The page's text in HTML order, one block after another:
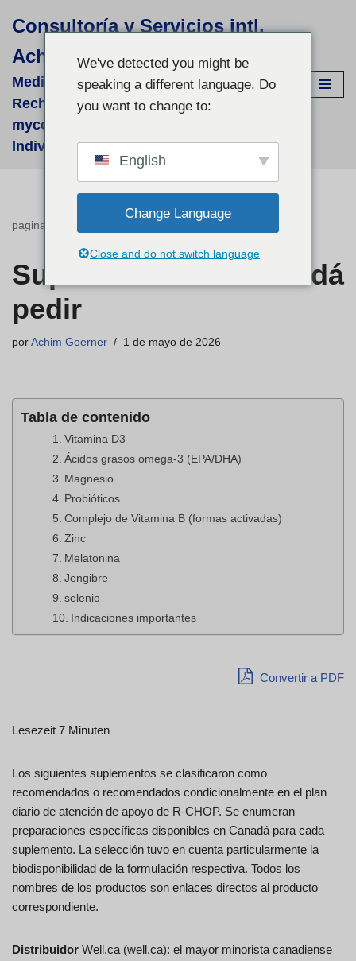
al
contenido
Consultoría y Servicios intl.
Achim Görner
Medizinisch-wissenschaftliche
Recherchen für supportive phyto- &
mycologische Therapien - fallbezogene
Individual-Recherchen und Beratung
pagina de inicio Suplementos en Canadá pedir
Suplementos en Canadá
pedir
por Achim Goerner 1 de mayo de 2026
Tabla de contenido
Vitamina D3
Ácidos grasos omega-3 (EPA/DHA)
Magnesio
Probióticos
Complejo de Vitamina B (formas activadas)
Zinc
Melatonina
Jengibre
selenio
Indicaciones importantes
Convertir a PDF
Lesezeit 7 Minuten
Los siguientes suplementos se clasificaron como
recomendados o recomendados condicionalmente en el plan
diario de atención de apoyo de R-CHOP. Se enumeran
preparaciones específicas disponibles en Canadá para cada
suplemento. La selección tuvo en cuenta particularmente la
biodisponibilidad de la formulación respectiva. Todos los
nombres de los productos son enlaces directos al producto
correspondiente.
Distribuidor Well.ca (well.ca): el mayor minorista canadiense
We've detected you might be
speaking a different language. Do
you want to change to:
English
Change Language
Close and do not switch language